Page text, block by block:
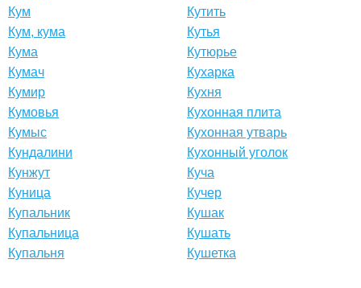
Кум
Кум, кума
Кума
Кумач
Кумир
Кумовья
Кумыс
Кундалини
Кунжут
Куница
Купальник
Купальница
Купальня
Кутить
Кутья
Кутюрье
Кухарка
Кухня
Кухонная плита
Кухонная утварь
Кухонный уголок
Куча
Кучер
Кушак
Кушать
Кушетка